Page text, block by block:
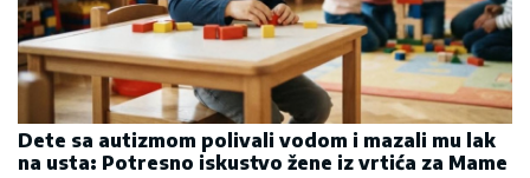
Dete sa autizmom polivali vodom i mazali mu lak
na usta: Potresno iskustvo žene iz vrtića za Mame